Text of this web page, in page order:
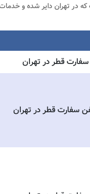
در تهران دایر شده و
قطر در تهران
سفارت قطر در تهران